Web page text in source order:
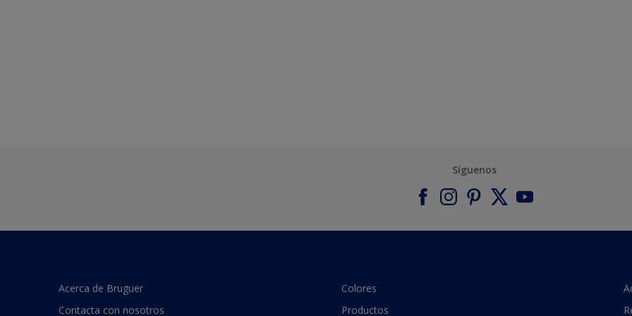
Síguenos
Acerca de Bruguer
Contacta con nosotros
Colores
Productos